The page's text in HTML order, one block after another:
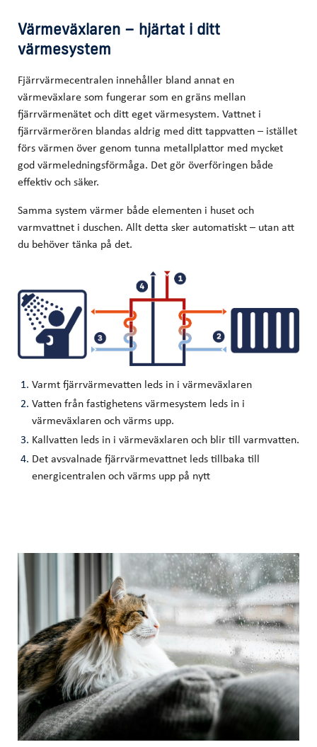
Värmeväxlaren – hjärtat i ditt
värmesystem
Fjärrvärmecentralen innehåller bland annat en
värmeväxlare som fungerar som en gräns mellan
fjärrvärmenätet och ditt eget värmesystem. Vattnet i
fjärrvärmerören blandas aldrig med ditt tappvatten – istället
förs värmen över genom tunna metallplattor med mycket
god värmeledningsförmåga. Det gör överföringen både
effektiv och säker.
Samma system värmer både elementen i huset och
varmvattnet i duschen. Allt detta sker automatiskt – utan att
du behöver tänka på det.
Varmt fjärrvärmevatten leds in i värmeväxlaren
Vatten från fastighetens värmesystem leds in i
värmeväxlaren och värms upp.
Kallvatten leds in i värmeväxlaren och blir till varmvatten.
Det avsvalnade fjärrvärmevattnet leds tillbaka till
energicentralen och värms upp på nytt